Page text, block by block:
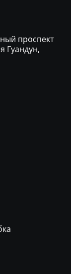
проспект
Гуандун,